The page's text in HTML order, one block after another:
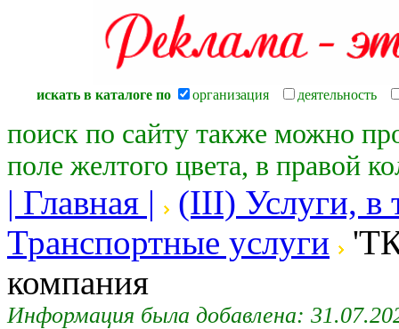
искать в каталоге по организация деятельность
поиск по сайту также можно
поле желтого цвета, в правой
| Главная |
(III) Услуги, в
Транспортные услуги
компания
Информация была добавлена: